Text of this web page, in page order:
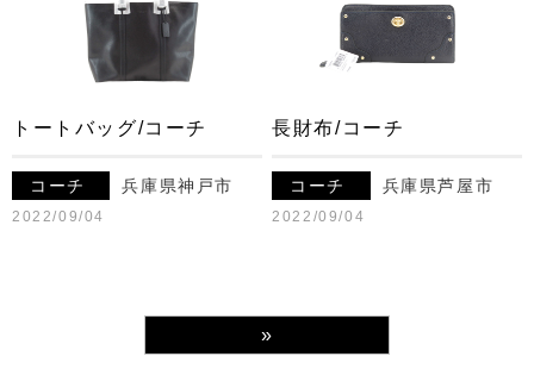
トートバッグ/コーチ
コーチ 兵庫県神戸市
2022/09/04
長財布/コーチ
コーチ 兵庫県芦屋市
2022/09/04
»